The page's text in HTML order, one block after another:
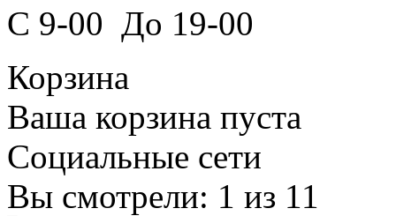
C 9-00 До 19-00
Корзина
Ваша корзина пуста
Социальные сети
Вы смотрели: 1 из 11